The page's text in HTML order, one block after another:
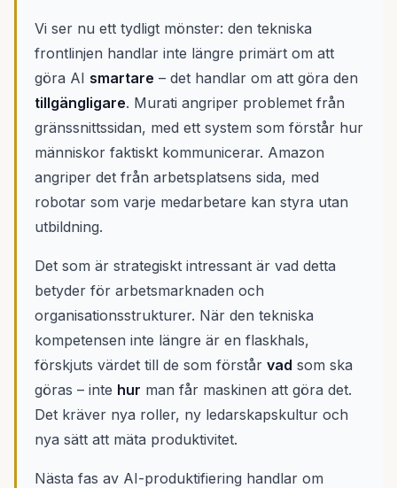
Vi ser nu ett tydligt mönster: den tekniska
frontlinjen handlar inte längre primärt om att
göra AI smartare – det handlar om att göra den
tillgängligare. Murati angriper problemet från
gränssnittssidan, med ett system som förstår hur
människor faktiskt kommunicerar. Amazon
angriper det från arbetsplatsens sida, med
robotar som varje medarbetare kan styra utan
utbildning.
Det som är strategiskt intressant är vad detta
betyder för arbetsmarknaden och
organisationsstrukturer. När den tekniska
kompetensen inte längre är en flaskhals,
förskjuts värdet till de som förstår vad som ska
göras – inte hur man får maskinen att göra det.
Det kräver nya roller, ny ledarskapskultur och
nya sätt att mäta produktivitet.
Nästa fas av AI-produktifiering handlar om